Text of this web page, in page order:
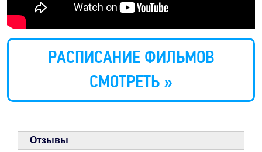
РАСПИСАНИЕ ФИЛЬМОВ
СМОТРЕТЬ »
Отзывы